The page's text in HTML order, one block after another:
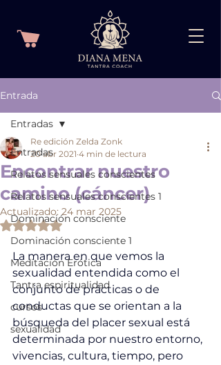
Entrada
Entradas
Relatos sensuales conscientes
Relatos sensuales conscientes 1
Dominación consciente
Dominación consciente 1
Meditación Erótica
Tantra espiritualidad
cursos
sexualidad
Entradas
Encontrar nuestro
camino (cáncer)
Re edición Zelda Zonk
20 abr 2021 4 min de lectura
Actualizado: 24 mar 2025
Obtuvo NaN de 5 estrellas.
La manera en que vemos la
sexualidad entendida como el
conjunto de prácticas o de
conductas que se orientan a la
búsqueda del placer sexual está
determinada por nuestro entorno,
vivencias, cultura, tiempo, pero